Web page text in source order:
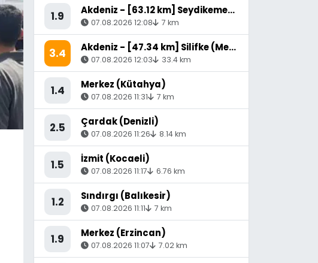
1.9 Akdeniz - [63.12 km] Seydikemer (Muğla)
07.08.2026 12:08 7 km
3.4 Akdeniz - [47.34 km] Silifke (Mersin)
07.08.2026 12:03 33.4 km
1.4 Merkez (Kütahya)
07.08.2026 11:31 7 km
2.5 Çardak (Denizli)
07.08.2026 11:26 8.14 km
1.5 İzmit (Kocaeli)
07.08.2026 11:17 6.76 km
1.2 Sındırgı (Balıkesir)
07.08.2026 11:11 7 km
1.9 Merkez (Erzincan)
07.08.2026 11:07 7.02 km